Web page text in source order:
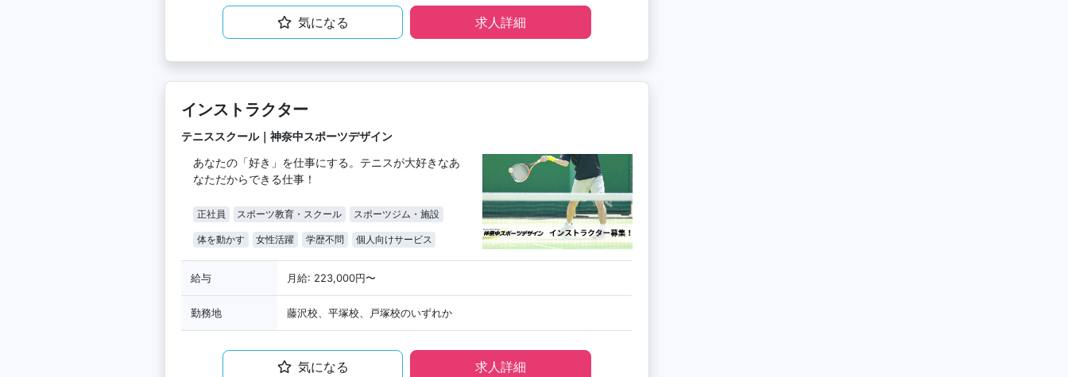
気になる 求人詳細
インストラクター
テニススクール｜神奈中スポーツデザイン
あなたの「好き」を仕事にする。テニスが大好きなあ
なただからできる仕事！
正社員 スポーツ教育・スクール スポーツジム・施設
体を動かす 女性活躍 学歴不問 個人向けサービス
給与 月給: 223,000円〜
勤務地 藤沢校、平塚校、戸塚校のいずれか
気になる 求人詳細